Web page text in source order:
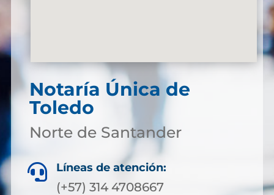
Notaría Única de
Toledo
Norte de Santander
 Líneas de atención:
(+57) 314 4708667